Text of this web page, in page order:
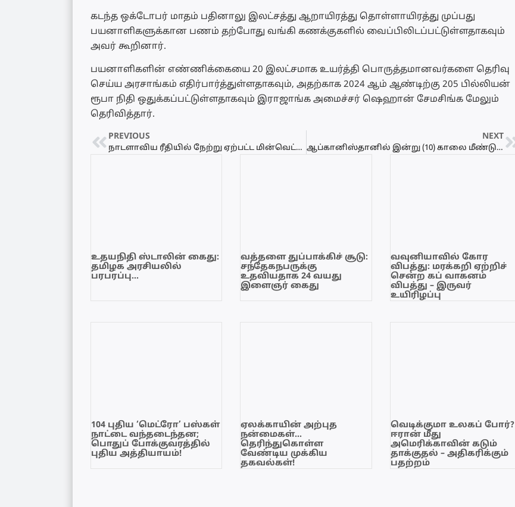
கடந்த ஒக்டோபர் மாதம் பதினாலு இலட்சத்து ஆறாயிரத்து தொள்ளாயிரத்து முப்பது
பயனாளிகளுக்கான பணம் தற்போது வங்கி கணக்குகளில் வைப்பிலிடப்பட்டுள்ளதாகவும்
அவர் கூறினார்.
பயனாளிகளின் எண்ணிக்கையை 20 இலட்சமாக உயர்த்தி பொருத்தமானவர்களை தெரிவு
செய்ய அரசாங்கம் எதிர்பார்த்துள்ளதாகவும், அதற்காக 2024 ஆம் ஆண்டிற்கு 205 பில்லியன்
ரூபா நிதி ஒதுக்கப்பட்டுள்ளதாகவும் இராஜாங்க அமைச்சர் ஷெஹான் சேமசிங்க மேலும்
தெரிவித்தார்.
PREVIOUS
நாடளாவிய ரீதியில் நேற்று ஏற்பட்ட மின்வெட்டு தொடர்பில் விசாரணைகள் ஆரம்பம்…
NEXT
ஆப்கானிஸ்தானில் இன்று (10) காலை மீண்டும் நிலநடுக்கம்
உதயநிதி ஸ்டாலின் கைது:
தமிழக அரசியலில்
பரபரப்பு…
வத்தளை துப்பாக்கிச் சூடு:
சந்தேகநபருக்கு
உதவியதாக 24 வயது
இளைஞர் கைது
வவுனியாவில் கோர
விபத்து: மரக்கறி ஏற்றிச்
சென்ற கப் வாகனம்
விபத்து – இருவர்
உயிரிழப்பு
104 புதிய ‘மெட்ரோ’ பஸ்கள்
நாட்டை வந்தடைந்தன;
பொதுப் போக்குவரத்தில்
புதிய அத்தியாயம்!
ஏலக்காயின் அற்புத
நன்மைகள்…
தெரிந்துகொள்ள
வேண்டிய முக்கிய
தகவல்கள்!
வெடிக்குமா உலகப் போர்?
ஈரான் மீது
அமெரிக்காவின் கடும்
தாக்குதல் – அதிகரிக்கும்
பதற்றம்